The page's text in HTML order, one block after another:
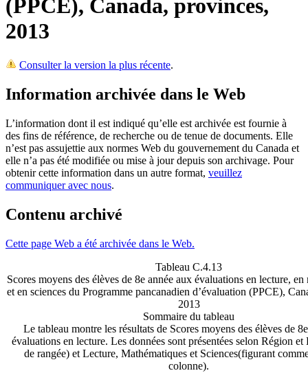
(PPCE), Canada, provinces,
2013
Consulter la version la plus récente.
Information archivée dans le Web
L’information dont il est indiqué qu’elle est archivée est fournie à
des fins de référence, de recherche ou de tenue de documents. Elle
n’est pas assujettie aux normes Web du gouvernement du Canada et
elle n’a pas été modifiée ou mise à jour depuis son archivage. Pour
obtenir cette information dans un autre format, veuillez
communiquer avec nous.
Contenu archivé
Cette page Web a été archivée dans le Web.
Tableau C.4.13
Scores moyens des élèves de 8e année aux évaluations en lecture, en
et en sciences du Programme pancanadien d’évaluation (PPCE),
2013
Sommaire du tableau
Le tableau montre les résultats de Scores moyens des élèves de
évaluations en lecture. Les données sont présentées selon Région et
de rangée) et Lecture, Mathématiques et Sciences(figurant
colonne).